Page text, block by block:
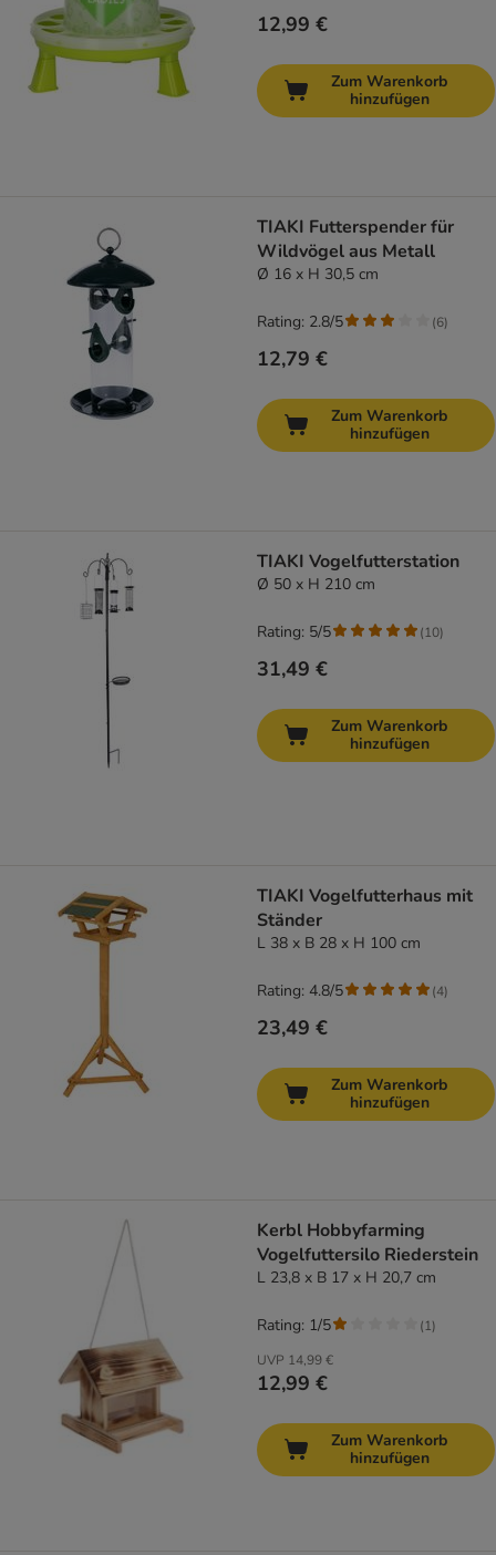
12,99 €
Zum Warenkorb
hinzufügen
TIAKI Futterspender für
Wildvögel aus Metall
Ø 16 x H 30,5 cm
12,79 €
Rating: 2.8/5 (6)
Zum Warenkorb
hinzufügen
TIAKI Vogelfutterstation
Ø 50 x H 210 cm
31,49 €
Rating: 5/5 (10)
Zum Warenkorb
hinzufügen
TIAKI Vogelfutterhaus mit
Ständer
L 38 x B 28 x H 100 cm
23,49 €
Rating: 4.8/5 (4)
Zum Warenkorb
hinzufügen
Kerbl Hobbyfarming
Vogelfuttersilo Riederstein
L 23,8 x B 17 x H 20,7 cm
UVP 14,99 €
12,99 €
Rating: 1/5 (1)
Zum Warenkorb
hinzufügen